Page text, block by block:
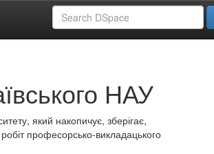
НАУ
який накопичує, зберігає,
професорсько-викладацького